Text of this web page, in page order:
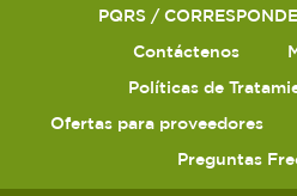
PQRS /
Contáctenos
Políticas de
Ofertas para proveedores
Preguntas